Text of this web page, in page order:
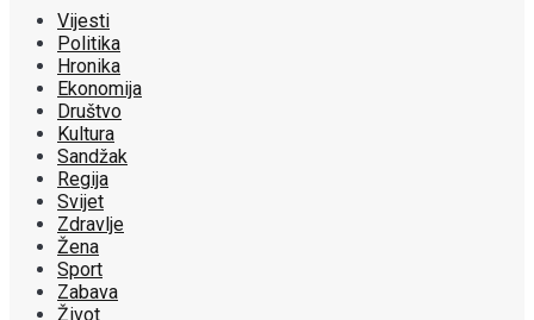
Vijesti
Politika
Hronika
Ekonomija
Društvo
Kultura
Sandžak
Regija
Svijet
Zdravlje
Žena
Sport
Zabava
Život